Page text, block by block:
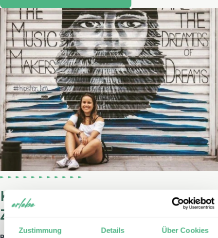
Zustimmung Details Über Cookies
Kapverden-Expertin Melanie
Zohlen